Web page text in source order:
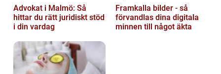
Advokat i Malmö: Så
hittar du rätt juridiskt stöd
i din vardag
Framkalla bilder - så
förvandlas dina digitala
minnen till något äkta